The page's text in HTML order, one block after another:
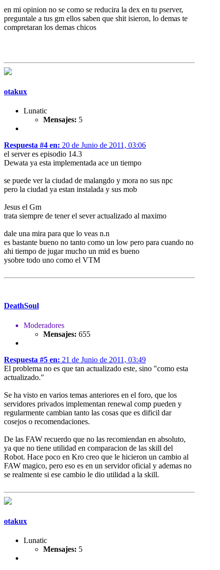
en mi opinion no se como se reducira la dex en tu pserver,
preguntale a tus gm ellos saben que shit isieron, lo demas te
compretaran los demas chicos
otakux
Lunatic
Mensajes: 5
Respuesta #4 en: 20 de Junio de 2011, 03:06
el server es episodio 14.3
Dewata ya esta implementada ace un tiempo
se puede ver la ciudad de malangdo y mora no sus npc
pero la ciudad ya estan instalada y sus mob
Jesus el Gm
trata siempre de tener el sever actualizado al maximo
dale una mira para que lo veas n.n
es bastante bueno no tanto como un low pero para cuando no
ahi tiempo de jugar mucho un mid es bueno
ysobre todo uno como el VTM
DeathSoul
Moderadores
Mensajes: 655
Respuesta #5 en: 21 de Junio de 2011, 03:49
El problema no es que tan actualizado este, sino "como esta
actualizado."
Se ha visto en varios temas anteriores en el foro, que los
servidores privados implementan renewal comp pueden y
regularmente cambian tanto las cosas que es dificil dar
cosejos o recomendaciones.
De las FAW recuerdo que no las recomiendan en absoluto,
ya que no tiene utilidad en comparacion de las skill del
Robot. Hace poco en Kro creo que le hicieron un cambio al
FAW magico, pero eso es en un servidor oficial y ademas no
se realmente si ese cambio le dio utilidad a la skill.
otakux
Lunatic
Mensajes: 5